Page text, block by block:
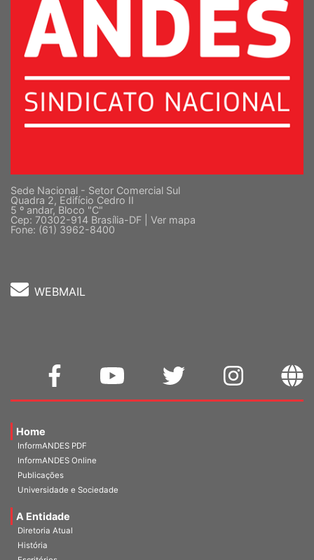
Sede Nacional - Setor Comercial Sul
Quadra 2, Edifício Cedro II
5 º andar, Bloco "C"
Cep: 70302-914 Brasília-DF | Ver mapa
Fone: (61) 3962-8400
WEBMAIL
Home
InformANDES PDF
InformANDES Online
Publicações
Universidade e Sociedade
A Entidade
Diretoria Atual
História